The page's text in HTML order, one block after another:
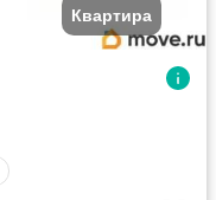
Квартира